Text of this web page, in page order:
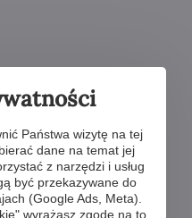
Państwa wizytę na tej
dane na temat jej
z narzędzi i usług
być przekazywane do
(Google Ads, Meta).
wyrażasz zgodę na to